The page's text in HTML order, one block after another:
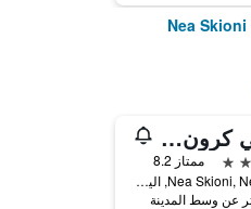
راهوني كرون ويل باي دايوميديس جروب
ممتاز 8.2
Nea Skioni, Nea Skioni, اليونان